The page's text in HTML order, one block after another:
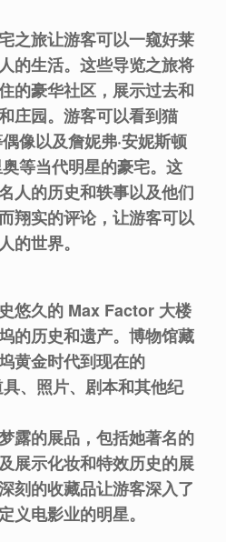
之旅让游客可以一窥好莱
的生活。这些导览之旅将
的豪华社区，展示过去和
庄园。游客可以看到猫
像以及詹妮弗·安妮斯顿
等当代明星的豪宅。这
人的历史和轶事以及他们
翔实的评论，让游客可以
的世界。
悠久的 Max Factor 大楼
的历史和遗产。博物馆藏
黄金时代到现在的
、照片、剧本和其他纪
露的展品，包括她著名的
展示化妆和特效历史的展
刻的收藏品让游客深入了
义电影业的明星。